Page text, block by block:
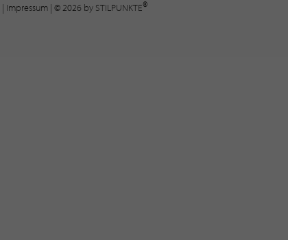
| Impressum | © 2026 by STILPUNKTE®